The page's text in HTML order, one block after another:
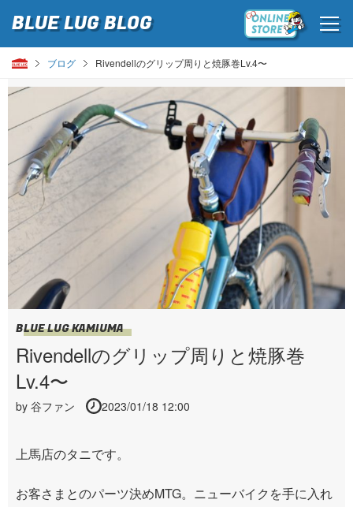
BLUE LUGBLOG
ブログ Rivendellのグリップ周りと焼豚巻Lv.4〜
BLUE LUG KAMIUMA
Rivendellのグリップ周りと焼豚巻
Lv.4〜
by 谷ファン 2023/01/18 12:00
上馬店のタニです。
お客さまとのパーツ決めMTG。ニューバイクを手に入れ